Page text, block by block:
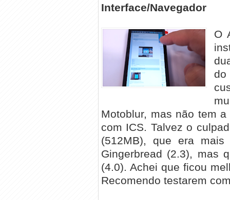
Interface/Navegador
O
Motoblur, mas não tem
com ICS. Talvez o
(512MB), que era
Gingerbread (2.3), mas
(4.0). Achei que ficou
Recomendo testarem